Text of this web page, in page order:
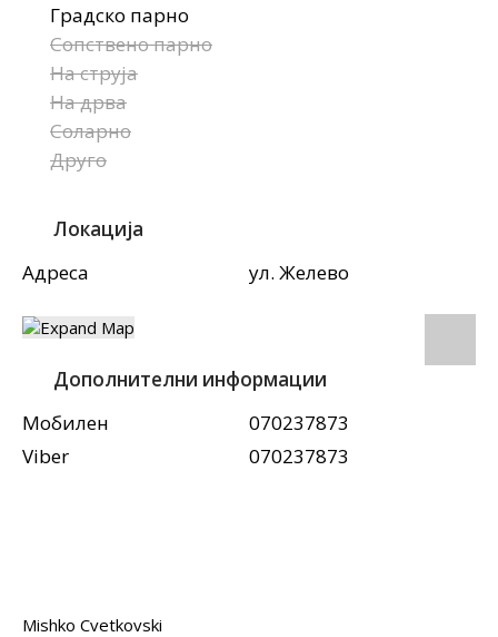
Градско парно
Сопствено парно
На струја
На дрва
Соларно
Друго
Локација
Адреса
ул. Желево
Дополнителни информации
Мобилен
070237873
Viber
070237873
Mishko Cvetkovski